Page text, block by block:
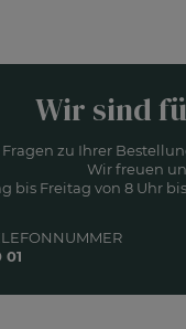
Wir sind
zu Ihrer
Wir freuen
bis Freitag von 8 Uhr
01